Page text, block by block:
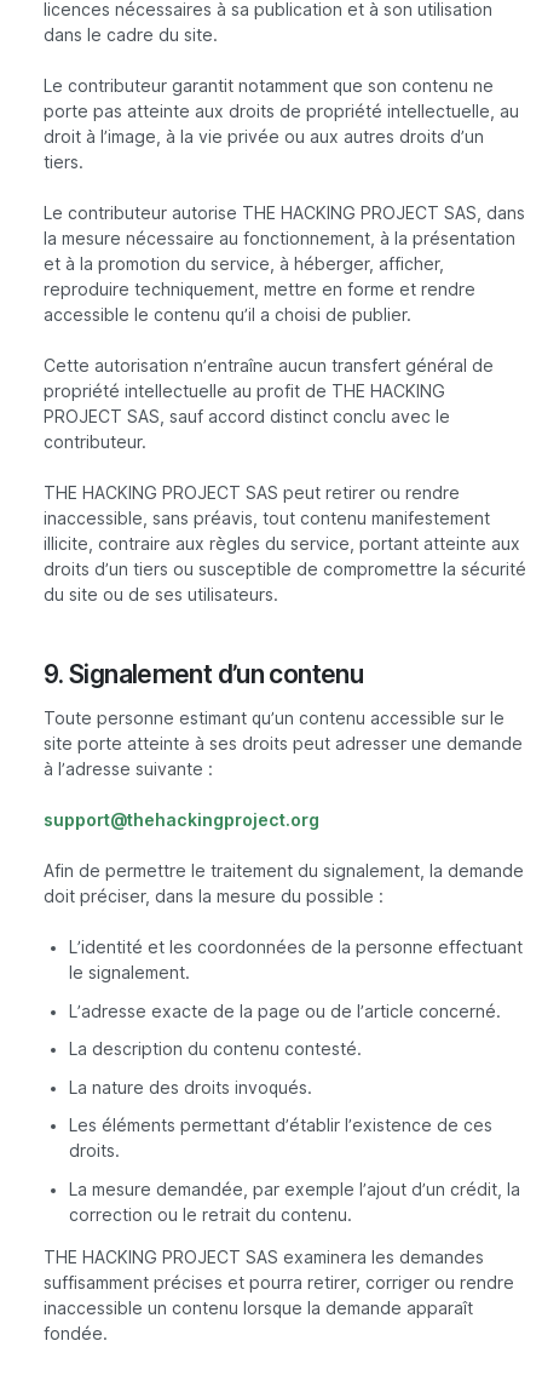
licences nécessaires à sa publication et à son utilisation
dans le cadre du site.
Le contributeur garantit notamment que son contenu ne
porte pas atteinte aux droits de propriété intellectuelle, au
droit à l’image, à la vie privée ou aux autres droits d’un
tiers.
Le contributeur autorise THE HACKING PROJECT SAS, dans
la mesure nécessaire au fonctionnement, à la présentation
et à la promotion du service, à héberger, afficher,
reproduire techniquement, mettre en forme et rendre
accessible le contenu qu’il a choisi de publier.
Cette autorisation n’entraîne aucun transfert général de
propriété intellectuelle au profit de THE HACKING
PROJECT SAS, sauf accord distinct conclu avec le
contributeur.
THE HACKING PROJECT SAS peut retirer ou rendre
inaccessible, sans préavis, tout contenu manifestement
illicite, contraire aux règles du service, portant atteinte aux
droits d’un tiers ou susceptible de compromettre la sécurité
du site ou de ses utilisateurs.
9. Signalement d’un contenu
Toute personne estimant qu’un contenu accessible sur le
site porte atteinte à ses droits peut adresser une demande
à l’adresse suivante :
support@thehackingproject.org
Afin de permettre le traitement du signalement, la demande
doit préciser, dans la mesure du possible :
L’identité et les coordonnées de la personne effectuant
le signalement.
L’adresse exacte de la page ou de l’article concerné.
La description du contenu contesté.
La nature des droits invoqués.
Les éléments permettant d’établir l’existence de ces
droits.
La mesure demandée, par exemple l’ajout d’un crédit, la
correction ou le retrait du contenu.
THE HACKING PROJECT SAS examinera les demandes
suffisamment précises et pourra retirer, corriger ou rendre
inaccessible un contenu lorsque la demande apparaît
fondée.